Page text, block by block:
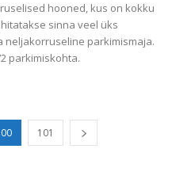
hooned, kus on kokku
sinna veel üks
parkimismaja.
parkimiskohta.
101